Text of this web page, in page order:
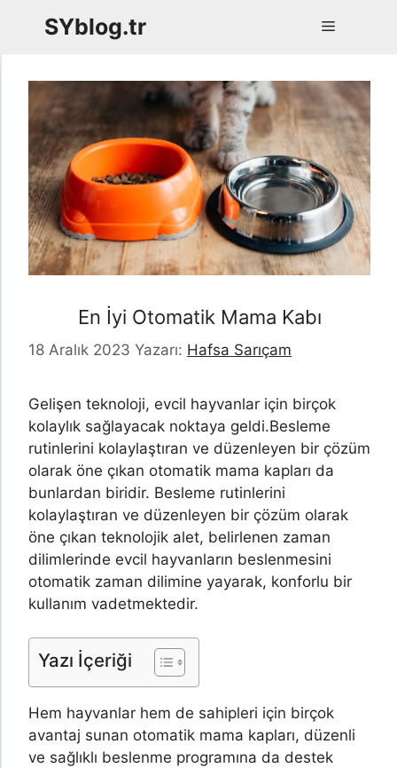
SYblog.tr Menü
En İyi Otomatik Mama Kabı
18 Aralık 2023 Yazarı: Hafsa Sarıçam
Gelişen teknoloji, evcil hayvanlar için birçok
kolaylık sağlayacak noktaya geldi.Besleme
rutinlerini kolaylaştıran ve düzenleyen bir çözüm
olarak öne çıkan otomatik mama kapları da
bunlardan biridir. Besleme rutinlerini
kolaylaştıran ve düzenleyen bir çözüm olarak
öne çıkan teknolojik alet, belirlenen zaman
dilimlerinde evcil hayvanların beslenmesini
otomatik zaman dilimine yayarak, konforlu bir
kullanım vadetmektedir.
Yazı İçeriği
Hem hayvanlar hem de sahipleri için birçok
avantaj sunan otomatik mama kapları, düzenli
ve sağlıklı beslenme programına da destek